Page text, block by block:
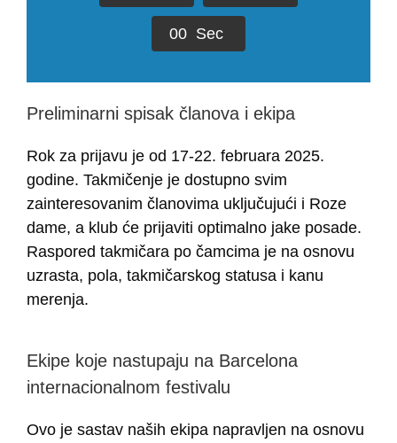
00 Sec
Preliminarni spisak članova i ekipa
Rok za prijavu je od 17-22. februara 2025.
godine. Takmičenje je dostupno svim
zainteresovanim članovima uključujući i Roze
dame, a klub će prijaviti optimalno jake posade.
Raspored takmičara po čamcima je na osnovu
uzrasta, pola, takmičarskog statusa i kanu
merenja.
Ekipe koje nastupaju na Barcelona
internacionalnom festivalu
Ovo je sastav naših ekipa napravljen na osnovu